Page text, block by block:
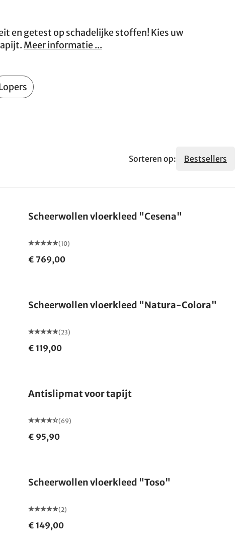
en getest op schadelijke stoffen! Kies uw
Meer informatie ...
Sorteren op: Bestsellers
Scheerwollen vloerkleed "Cesena"
(10)
€ 769,00
Scheerwollen vloerkleed "Natura-Colora"
(23)
€ 119,00
Antislipmat voor tapijt
(69)
€ 95,90
Scheerwollen vloerkleed "Toso"
(2)
€ 149,00